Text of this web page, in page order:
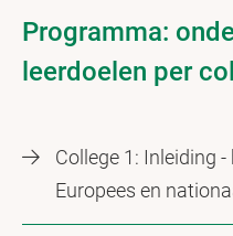
Programma:
leerdoelen per
College 1: Inleiding
Europees en